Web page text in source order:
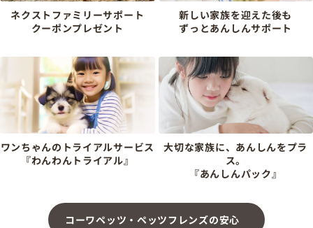
ネクストファミリーサポート
クーポンプレゼント
新しい家族を迎えた後も
ずっとあんしんサポート
ワンちゃんのトライアルサービス
『わんわんトライアル』
大切な家族に、あんしんをプラ
ス。
『あんしんパック』
コーワペッツ・ペッツフレンズの安心